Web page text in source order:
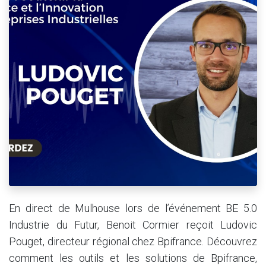
En direct de Mulhouse lors de l’événement BE 5.0
Industrie du Futur, Benoit Cormier reçoit Ludovic
Pouget, directeur régional chez Bpifrance. Découvrez
comment les outils et les solutions de Bpifrance,